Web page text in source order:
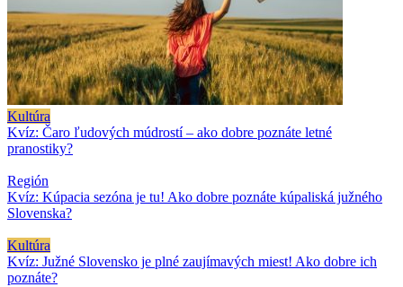
Kultúra
Kvíz: Čaro ľudových múdrostí – ako dobre poznáte letné
pranostiky?
Región
Kvíz: Kúpacia sezóna je tu! Ako dobre poznáte kúpaliská južného
Slovenska?
Kultúra
Kvíz: Južné Slovensko je plné zaujímavých miest! Ako dobre ich
poznáte?